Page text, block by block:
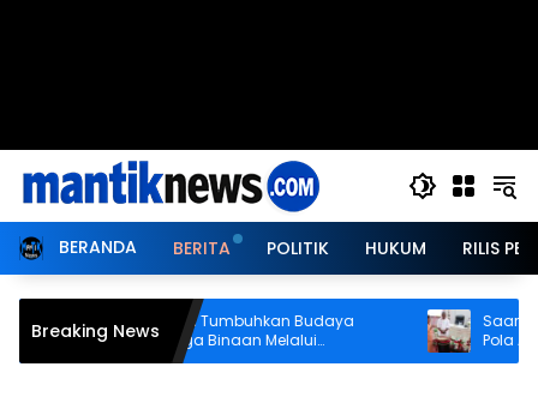
BERANDA BERITA POLITIK HUKUM RILIS
Breaking News
Lapas Wahai Tumbuhkan Budaya
Literasi Warga Binaan Melalui
Perpustakaan
Saartje
Pola Asuh
Anak